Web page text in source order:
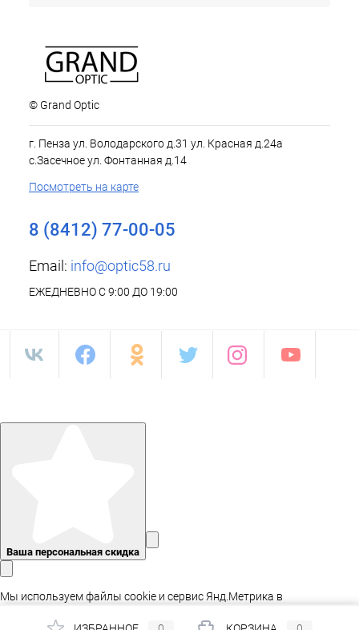
© Grand Optic
г. Пенза ул. Володарского д.31 ул. Красная д.24а
с.Засечное ул. Фонтанная д.14
Посмотреть на карте
8 (8412) 77-00-05
Email: info@optic58.ru
ЕЖЕДНЕВНО С 9:00 ДО 19:00
Ваша персональная скидка
Мы используем файлы cookie и сервис Янд.Метрика в